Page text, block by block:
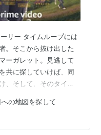
リー タイムループには
。そこから抜け出した
ーガレット。見逃して
共に探していけば、同
、そして、そのタイム
95199 タイムルー
たSF青春ドラマ。同じ
、その理由も抜け出す
への地図を探して